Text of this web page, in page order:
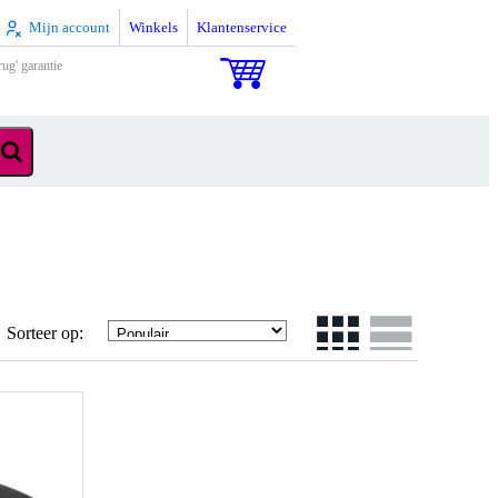
Mijn account Winkels Klantenservice
garantie
Sorteer op: